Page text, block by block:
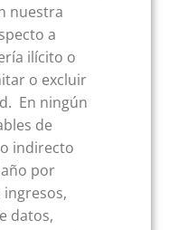
nuestra
a
ilícito o
o excluir
En ningún
de
indirecto
por
datos,